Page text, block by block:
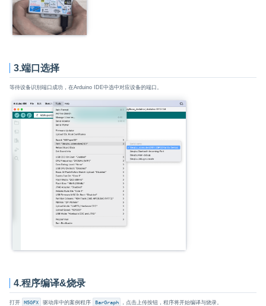
3.端口选择
等待设备识别端口成功，在Arduino IDE中选中对应设备的端口。
4.程序编译&烧录
打开 M5GFX 驱动库中的案例程序 BarGraph ，点击上传按钮，程序将开始编译与烧录。